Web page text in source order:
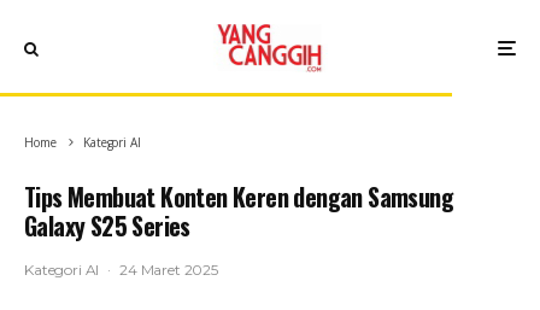
Home Kategori AI
Tips Membuat Konten Keren dengan Samsung
Galaxy S25 Series
Kategori AI · 24 Maret 2025